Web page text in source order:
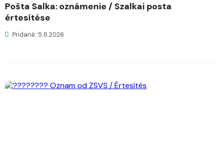
Pošta Salka: oznámenie / Szalkai posta
értesítése
Pridané: 5.8.2026